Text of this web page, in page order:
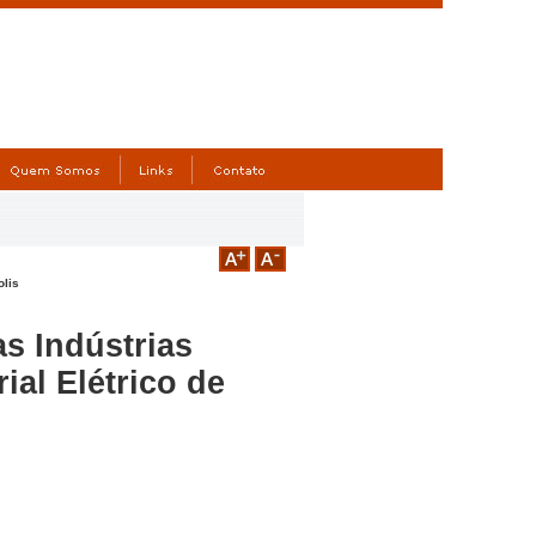
Indústrias
Elétrico de